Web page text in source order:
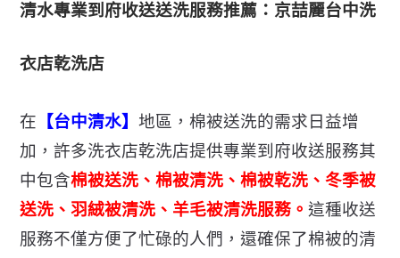
清水專業到府收送送洗服務推薦：京喆麗台中洗
衣店乾洗店
在 【台中清水】地區，棉被送洗的需求日益增
加，許多洗衣店乾洗店提供專業到府收送服務其
中包含棉被送洗、棉被清洗、棉被乾洗、冬季被
送洗、羽絨被清洗、羊毛被清洗服務。這種收送
服務不僅方便了忙碌的人們，還確保了棉被的清